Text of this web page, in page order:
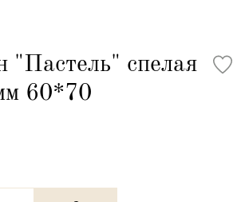
"Пастель" спелая
60*70